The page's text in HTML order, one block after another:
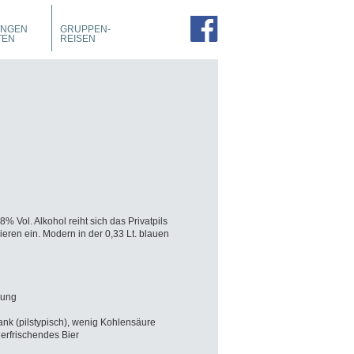
GRUPPEN-
REISEN
PROSPEKTE
FÜHRUNGEN
Vol. Alkohol reiht sich das Privatpils
ein. Modern in der 0,33 Lt. blauen
(pilstypisch), wenig Kohlensäure
Bier